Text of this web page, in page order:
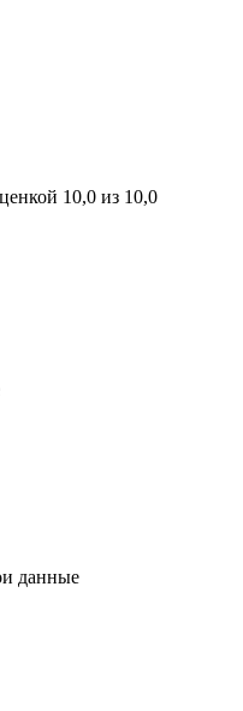
10,0 из 10,0
данные